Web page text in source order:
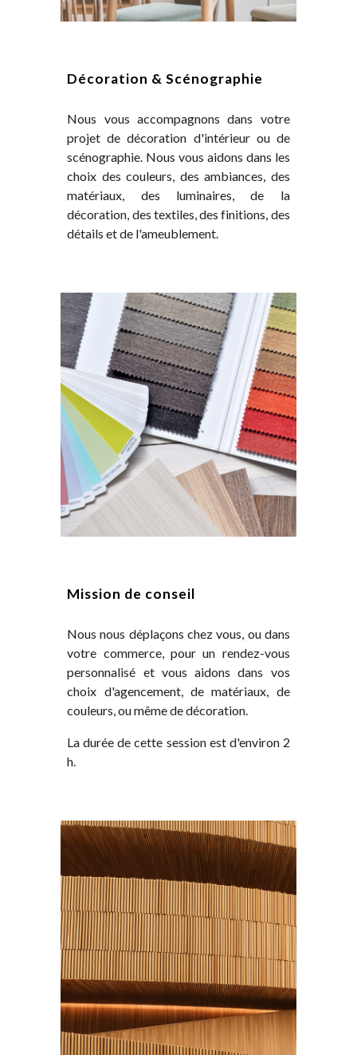
Décoration & Scénographie
Nous vous accompagnons dans votre
projet de décoration d'intérieur ou de
scénographie. Nous vous aidons dans les
choix des couleurs, des ambiances, des
matériaux, des luminaires, de la
décoration, des textiles, des finitions, des
détails et de l'ameublement.
Mission de conseil
Nous nous déplaçons chez vous, ou dans
votre commerce, pour un rendez-vous
personnalisé et vous aidons dans vos
choix d'agencement, de matériaux, de
couleurs, ou même de décoration.
La durée de cette session est d'environ 2
h.